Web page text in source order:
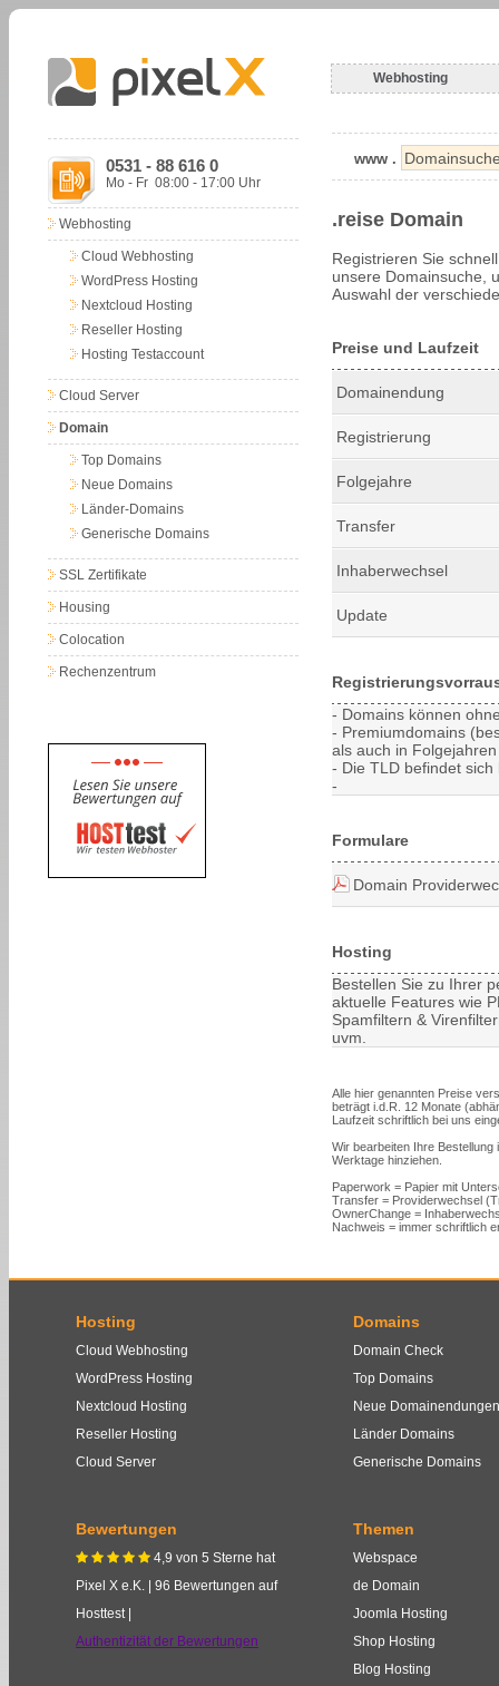
Webhosting
0531 - 88 616 0
Mo - Fr 08:00 - 17:00 Uhr
Webhosting
Cloud Webhosting
WordPress Hosting
Nextcloud Hosting
Reseller Hosting
Hosting Testaccount
Cloud Server
Domain
Top Domains
Neue Domains
Länder-Domains
Generische Domains
SSL Zertifikate
Housing
Colocation
Rechenzentrum
www .
.reise Domain
Registrieren Sie
unsere Domainsuche,
Auswahl der
Preise und Laufzeit
Domainendung
Registrierung
Folgejahre
Transfer
Inhaberwechsel
Update
- Domains können
- Premiumdomains
als auch in
- Die TLD befindet
-
Formulare
Domain
Hosting
Bestellen Sie zu Ihrer
aktuelle Features wie
Spamfiltern &
uvm.
Alle hier genannten Preise
beträgt i.d.R. 12 Monate
Laufzeit schriftlich bei uns
Wir bearbeiten Ihre
Werktage hinziehen.
Paperwork = Papier mit
Transfer = Providerwechsel
OwnerChange =
Nachweis = immer schriftlich
Hosting
Cloud Webhosting
WordPress Hosting
Nextcloud Hosting
Reseller Hosting
Cloud Server
Domains
Domain Check
Top Domains
Neue Domainendungen
Länder Domains
Generische Domains
Bewertungen
     4,9 von 5 Sterne hat
Pixel X e.K.
96 Bewertungen auf
Hosttest |
Authentizität der Bewertungen
Themen
Webspace
de Domain
Joomla Hosting
Shop Hosting
Blog Hosting